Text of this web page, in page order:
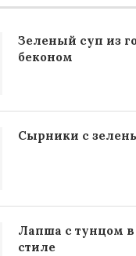
Зеленый суп из
беконом
Сырники с
Лапша с тунцом в
стиле